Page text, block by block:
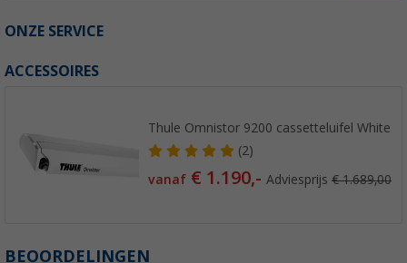
ONZE SERVICE
ACCESSOIRES
Thule Omnistor 9200 cassetteluifel White
(2)
vanaf € 1.190,-Adviesprijs€ 1.689,00
BEOORDELINGEN